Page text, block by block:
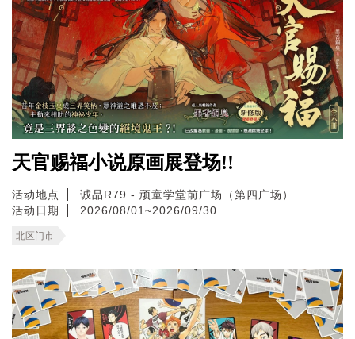
天官赐福小说原画展登场!!
活动地点
诚品R79 - 顽童学堂前广场（第四广场）
活动日期
2026/08/01~2026/09/30
北区门市